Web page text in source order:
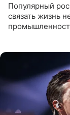
Популярный
связать жизнь